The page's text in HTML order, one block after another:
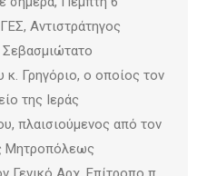
Αντιστράτηγος
κ. Γρηγόριο, ο οποίος τον
της Ιεράς
πλαισιούμενος από τον
Μητροπόλεως